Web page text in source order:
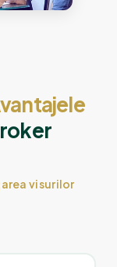
visurilor